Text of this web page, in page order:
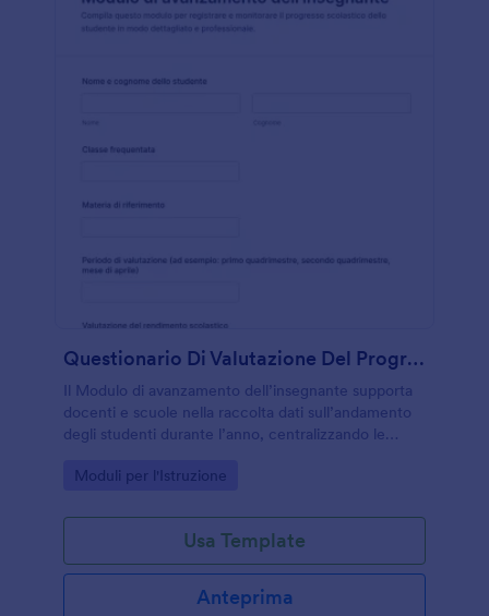
Questionario Di Valutazione Del Progresso Degli Insegnanti
Il Modulo di avanzamento dell’insegnante supporta
docenti e scuole nella raccolta dati sull’andamento
degli studenti durante l’anno, centralizzando le
Jotform.
Go to Category:
Moduli per l'Istruzione
Usa Template
Anteprima